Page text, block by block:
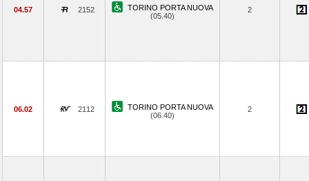
04.57 2152
TORINO PORTA NUOVA
(05.40)
2
06.02 2112
TORINO PORTA NUOVA
(06.40)
2